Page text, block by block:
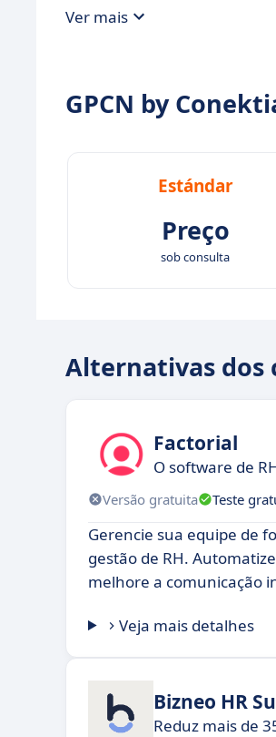
Ver mais
GPCN by
Estándar
Preço
sob consulta
Alternativas dos
Factorial
O software de
Versão gratuita Teste
Gerencie sua equipe de
gestão de RH.
melhore a comunicação
Veja mais detalhes
Bizneo HR
Reduz mais de